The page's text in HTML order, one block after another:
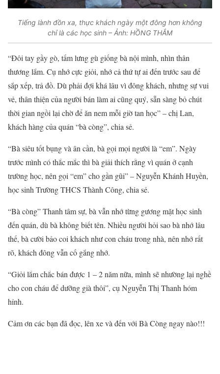
Tiếng lành đồn xa, thực khách ngày một đông hơn không
chỉ là các học sinh – Ảnh: HỒNG THẮM
“Đôi tay gầy gò, tấm lưng gù giống bà nội mình, nhìn thân
thương lắm. Cụ nhớ cực giỏi, nhớ cả thứ tự ai đến trước sau để
sắp xếp, trả đồ. Dù phải đợi khá lâu vì đông khách, nhưng sự vui
vẻ, thân thiện của người bán làm ai cũng quý, sẵn sàng bỏ chút
thời gian ngồi lại chờ để ăn nem mỗi giờ tan học” – chị Lan,
khách hàng của quán “bà còng”, chia sẻ.
“Bà siêu tốt bụng và ân cần, bà gọi mọi người là “em”. Ngày
trước mình có thắc mắc thì bà giải thích rằng vì quán ở cạnh
trường học, nên gọi “em” cho gần gũi” – Nguyễn Khánh Huyền,
học sinh Trường THCS Thành Công, chia sẻ.
“Bà còng” Thanh tâm sự, bà vẫn nhớ từng gương mặt học sinh
đến quán, dù bà không biết tên. Nhiều người hỏi sao bà nhớ lâu
thế, bà cười bảo coi khách như con cháu trong nhà, nên nhớ rất
rõ, khách đông vẫn cố gắng nhớ.
“Giỏi lắm chắc bán được 1 – 2 năm nữa, mình sẽ nhường lại nghề
cho con cháu để dưỡng già thôi”, cụ Nguyễn Thị Thanh hóm
hỉnh.
Cảm ơn các bạn đã đọc, lên xe và đến với Bà Còng ngay nào!!!